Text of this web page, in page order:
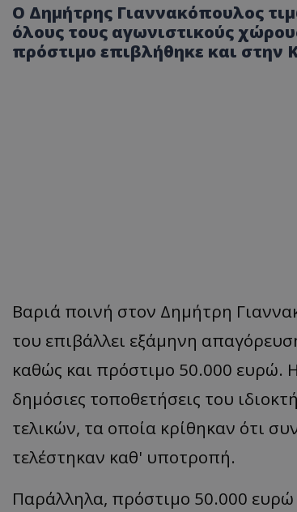
Ο Δημήτρης Γιαννακόπουλος
όλους τους αγωνιστικούς
πρόστιμο επιβλήθηκε και στην
Βαριά ποινή στον Δημήτρη
του επιβάλλει εξάμηνη
καθώς και πρόστιμο 50.000 ευρώ.
δημόσιες τοποθετήσεις του
τελικών, τα οποία κρίθηκαν ότι
τελέστηκαν καθ' υποτροπή.
Παράλληλα, πρόστιμο 50.000 ευρώ